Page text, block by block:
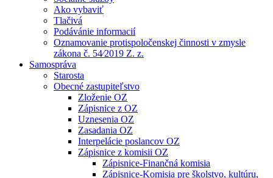
Ako vybaviť
Tlačivá
Podávánie informacií
Oznamovanie protispoločenskej činnosti v zmysle
zákona č. 54⁄2019 Z. z.
Samospráva
Starosta
Obecné zastupiteľstvo
Zloženie OZ
Zápisnice z OZ
Uznesenia OZ
Zasadania OZ
Interpelácie poslancov OZ
Zápisnice z komisii OZ
Zápisnice-Finančná komisia
Zápisnice-Komisia pre školstvo, kultúru,